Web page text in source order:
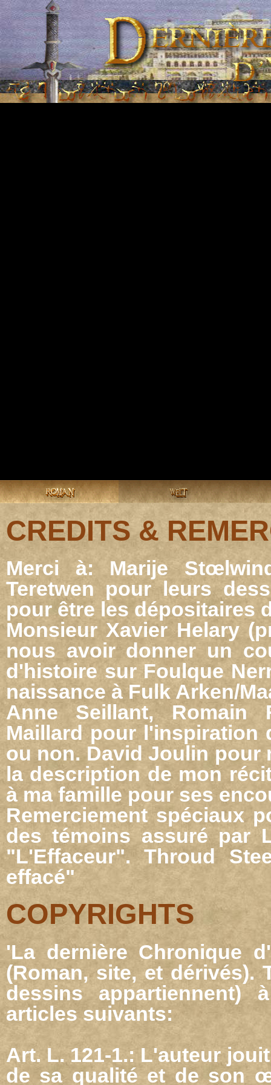
ROMAN WELT
CREDITS &
Merci à: Marije
Teretwen pour leurs
pour être les dépositaires
Monsieur Xavier Helary
nous avoir donner un
d'histoire sur Foulque
naissance à Fulk Arken/
Anne Seillant, Romain
Maillard pour l'inspiration
ou non. David Joulin pour
la description de mon
à ma famille pour ses
Remerciement spéciaux
des témoins assuré par
"L'Effaceur".Throud
effacé"
COPYRIGHTS
'La dernière Chronique
(Roman, site, et dérivés).
dessins appartiennent)
articles suivants:
Art. L. 121-1.: L'auteur
de sa qualité et de son